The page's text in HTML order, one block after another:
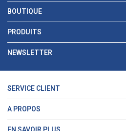
BOUTIQUE
PRODUITS
NEWSLETTER
SERVICE CLIENT
A PROPOS
EN SAVOIR PLUS